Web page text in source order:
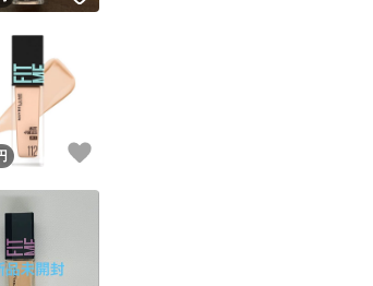
ーザーは設定した発送日数内に発送しています